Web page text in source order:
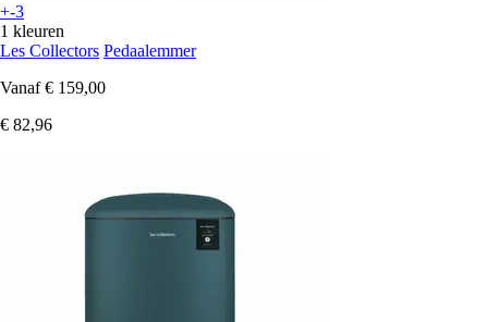
+-3
1 kleuren
Les Collectors Pedaalemmer
Vanaf € 159,00
€ 82,96